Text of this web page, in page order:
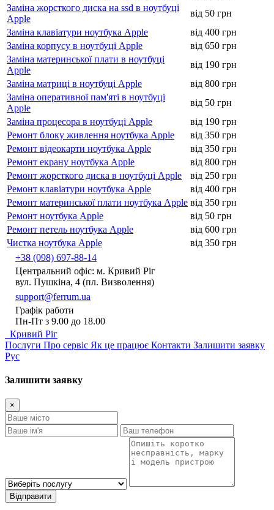
Заміна жорсткого диска на ssd в ноутбуці
Apple
від 50 грн
Заміна клавіатури ноутбука Apple
від 400 грн
Заміна корпусу в ноутбуці Apple
від 650 грн
Заміна материнської плати в ноутбуці
Apple
від 190 грн
Заміна матриці в ноутбуці Apple
від 800 грн
Заміна оперативної пам'яті в ноутбуці
Apple
від 50 грн
Заміна процесора в ноутбуці Apple
від 190 грн
Ремонт блоку живлення ноутбука Apple
від 350 грн
Ремонт відеокарти ноутбука Apple
від 350 грн
Ремонт екрану ноутбука Apple
від 800 грн
Ремонт жорсткого диска в ноутбуці Apple
від 250 грн
Ремонт клавіатури ноутбука Apple
від 400 грн
Ремонт материнської плати ноутбука Apple від 350 грн
Ремонт ноутбука Apple
від 50 грн
Ремонт петель ноутбука Apple
від 600 грн
Чистка ноутбука Apple
від 350 грн
+38 (098) 697-88-14
Центральний офіс: м. Кривий Ріг
вул. Пушкіна, 4 (пл. Визволення)
support@ferrum.ua
Графік работи
Пн-Пт з 9.00 до 18.00
Кривий Ріг
Послуги Про сервіс Як це працює Контакти Залишити заявку
Рус
Залишити заявку
×
Відправити